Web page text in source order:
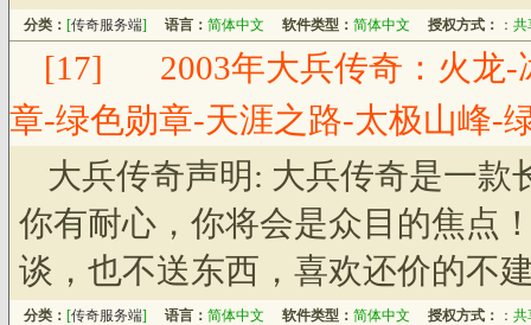
分类： [传奇服务端] 语言： 简体中文 软件类型： 简体中文 授权方式： ： 共
[17]
2003年大兵传奇：火龙
章-绿色勋章-天涯之路-太极山峰-
大兵传奇声明: 大兵传奇是一
你有耐心，你将会是众目的焦点
谈，也不送东西，喜欢还价的不
分类： [传奇服务端] 语言： 简体中文 软件类型： 简体中文 授权方式： ： 共